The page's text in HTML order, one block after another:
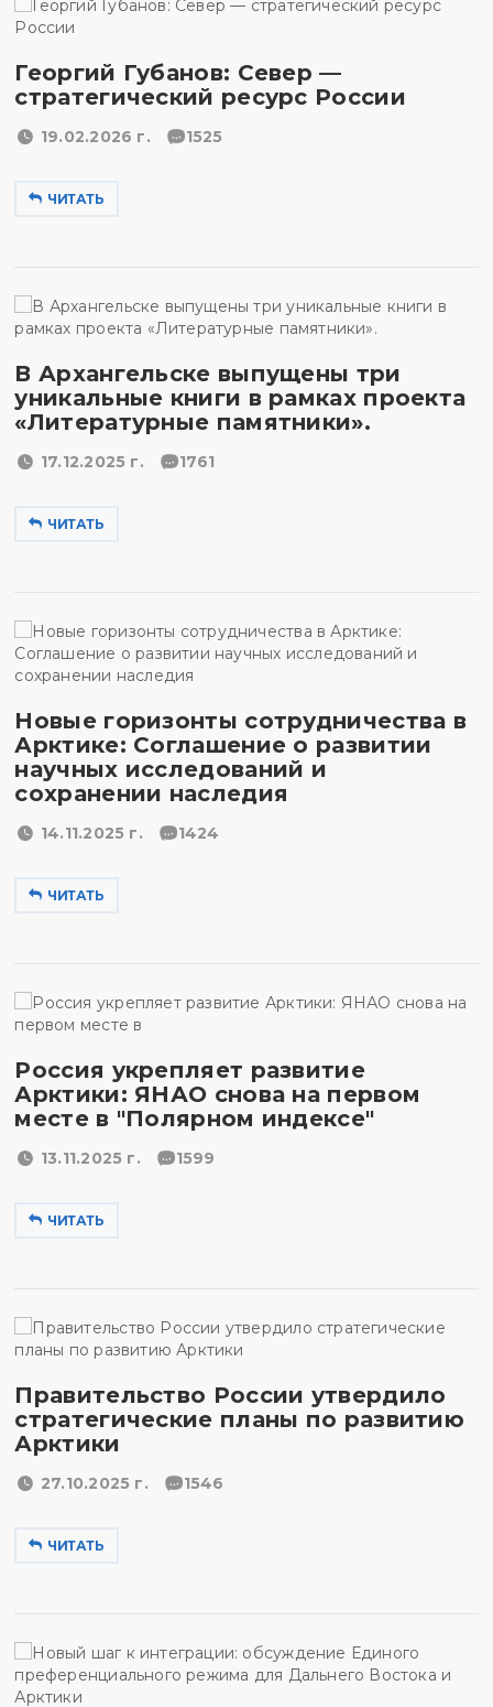
Георгий Губанов: Север —
стратегический ресурс России
19.02.2026 г. 1525
ЧИТАТЬ
В Архангельске выпущены три
уникальные книги в рамках проекта
«Литературные памятники».
17.12.2025 г. 1761
ЧИТАТЬ
Новые горизонты сотрудничества в
Арктике: Соглашение о развитии
научных исследований и
сохранении наследия
14.11.2025 г. 1424
ЧИТАТЬ
Россия укрепляет развитие
Арктики: ЯНАО снова на первом
месте в "Полярном индексе"
13.11.2025 г. 1599
ЧИТАТЬ
Правительство России утвердило
стратегические планы по развитию
Арктики
27.10.2025 г. 1546
ЧИТАТЬ